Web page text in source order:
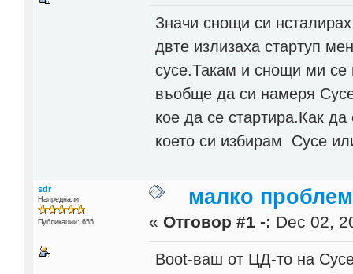
Значи снощи си
двте излизаха стартуп
сусе.Такам и снощи ми се
въобще да си намеря
кое да се стартира.Как
което си избирам Сусе
sdr
Напреднали
Публикации: 655
малко
« Отговор #1 -: Dec 02,
Boot-ваш от ЦД-то на